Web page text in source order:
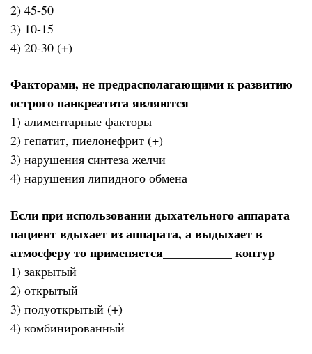
2) 45-50
3) 10-15
4) 20-30 (+)
Факторами, не предрасполагающими к развитию
острого панкреатита являются
1) алиментарные факторы
2) гепатит, пиелонефрит (+)
3) нарушения синтеза желчи
4) нарушения липидного обмена
Если при использовании дыхательного аппарата
пациент вдыхает из аппарата, а выдыхает в
атмосферу то применяется___________ контур
1) закрытый
2) открытый
3) полуоткрытый (+)
4) комбинированный